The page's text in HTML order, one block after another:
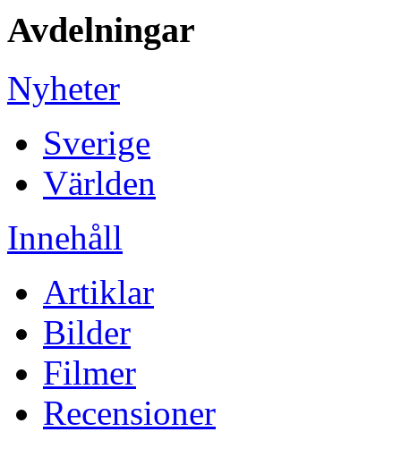
Avdelningar
Nyheter
Sverige
Världen
Innehåll
Artiklar
Bilder
Filmer
Recensioner